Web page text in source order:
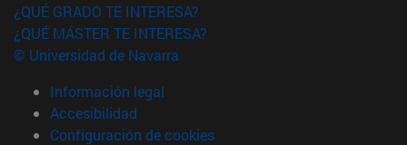
¿QUÉ GRADO TE INTERESA?
¿QUÉ MÁSTER TE INTERESA?
© Universidad de Navarra
Información legal
Accesibilidad
Configuración de cookies